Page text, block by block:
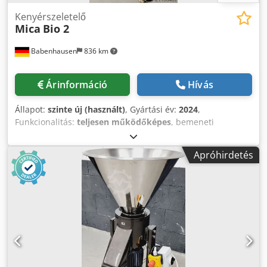
Babenhausen 836 km
Kenyérszeletelő
Mica Bio 2
Árinformáció Hívás
Állapot: szinte új (használt), Gyártási év: 2024,
Funkcionalitás: teljesen működőképes, bemeneti
, DGUV tanúsítvánnyal rendelkezik eddig:
07/2027, bemeneti frekvencia:50 Hz, bemeneti áram
típusa:háromfázisú, Restkenyér-aprító Bio 2 minden
világos/sötét maradék kenyérhez stb. Cedpfxeygdago Ah
Uorf "a bio univerzális aprító" teljesítmény: 600 kg/óra
száraz alapanyag esetén robosztus technológia
csatlakozás: 400V, 16A-CEE csatlakozó méretek: 720 x 690 x
1580 mm (szé x mé x ma) használt gép & SAB minősítéssel
jótállással és alkatrészellátással Minőség szakműhelyből!
Profitáljon több mint 35 év tapasztalatából! Opciók: további
szita szerviz csomag karbantartási szerződés szállítási
Apróhirdetés